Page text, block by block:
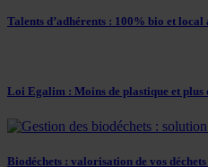
Talents d’adhérents : 100% bio et
Loi Egalim : Moins de plastique et plus
Biodéchets : valorisation de vos